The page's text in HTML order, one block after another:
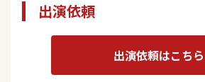
出演依頼
出演依頼はこちら